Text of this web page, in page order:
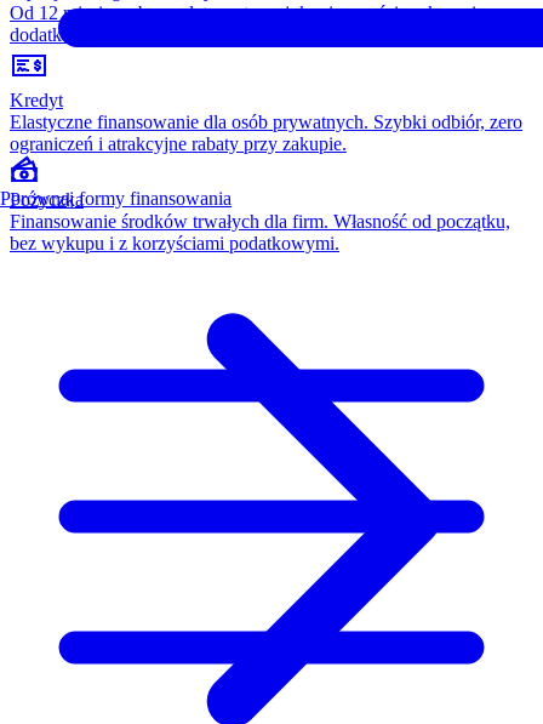
Od 12 miesięcy, bez opłaty wstępnej, konieczności wykupu i
dodatkowych kosztów. Wszystko w cenie raty.
Kredyt
Elastyczne finansowanie dla osób prywatnych. Szybki odbiór, zero
ograniczeń i atrakcyjne rabaty przy zakupie.
Pożyczka
Finansowanie środków trwałych dla firm. Własność od początku,
bez wykupu i z korzyściami podatkowymi.
Porównaj formy finansowania